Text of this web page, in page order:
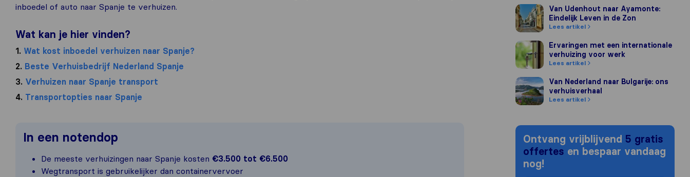
inboedel of auto naar Spanje te verhuizen.
Wat kan je hier vinden?
1. Wat kost inboedel verhuizen naar Spanje?
2. Beste Verhuisbedrijf Nederland Spanje
3. Verhuizen naar Spanje transport
4. Transportopties naar Spanje
In een notendop
De meeste verhuizingen naar Spanje kosten €3.500 tot €6.500
Wegtransport is gebruikelijker dan containervervoer
Van Udenhout naar Ayamonte: Eindelijk
Van Udenhout naar Ayamonte:
Eindelijk Leven in de Zon
Lees artikel
Ervaringen met een internationale
Ervaringen met een internationale
verhuizing voor werk
Lees artikel
Van Nederland naar Bulgarije: ons
Van Nederland naar Bulgarije: ons
verhuisverhaal
Lees artikel
Ontvang vrijblijvend 5 gratis
offertes en bespaar vandaag
nog!